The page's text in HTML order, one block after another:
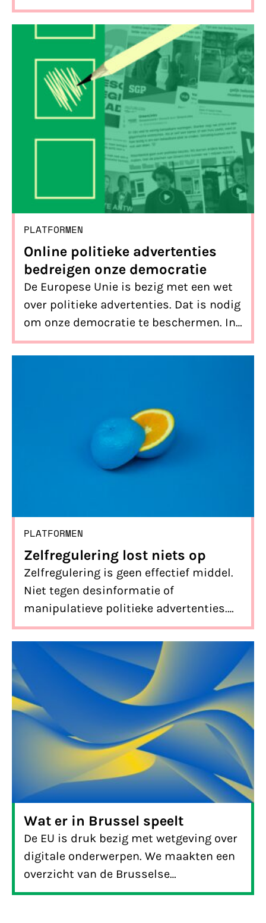
die gebruikers van platformen als
Google, Instagram en TikTok ten goede
komen. Wij lazen de uiteindelijke tekst
– die net af is – en zetten 8 regels op
een rijtje die jouw rechten straks beter
gaan beschermen tegen online
platformen.
PLATFORMEN
Online politieke advertenties
bedreigen onze democratie
De Europese Unie is bezig met een wet
over politieke advertenties. Dat is nodig
om onze democratie te beschermen. In
die wet moet worden ingezet op regels
over op tracking gebaseerde targeting
PLATFORMEN
Zelfregulering lost niets op
Zelfregulering is geen effectief middel.
Niet tegen desinformatie of
manipulatieve politieke advertenties.
Daarom moeten beleidsmakers
inzetten op harde wetgeving.
Wat er in Brussel speelt
De EU is druk bezig met wetgeving over
digitale onderwerpen. We maakten een
overzicht van de Brusselse
wetsvoorstellen waar wij ons mee bezig